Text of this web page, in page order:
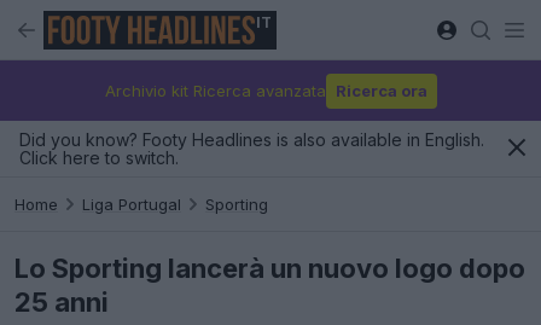
IT
Archivio kit Ricerca avanzata Ricerca ora
Did you know? Footy Headlines is also available in English.
Click here to switch.
Home Liga Portugal Sporting
Lo Sporting lancerà un nuovo logo dopo
25 anni